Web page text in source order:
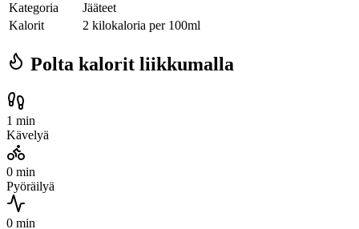
Kategoria
Jääteet
Kalorit
2 kilokaloria per 100ml
Polta kalorit liikkumalla
1 min
Kävelyä
0 min
Pyöräilyä
0 min